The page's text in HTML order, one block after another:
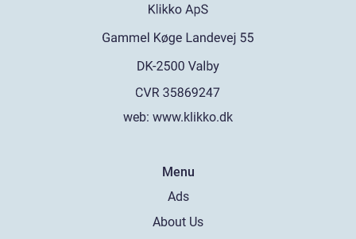
web: www.klikko.dk
Menu
Ads
About Us